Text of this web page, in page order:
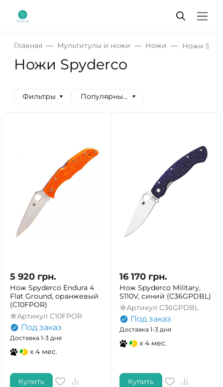
Главная Мультитулы и ножи Ножи Ножи
Ножи Spyderco
Фильтры Популярные сначала
5 920 грн.
Нож Spyderco Endura 4
Flat Ground, оранжевый
(C10FPOR)
Артикул C10FPOR
Под заказ
Доставка 1-3 дня
x 4 мес.
Купить
16 170 грн.
Нож Spyderco Military,
S110V, синий (C36GPDBL)
Артикул C36GPDBL
Под заказ
Доставка 1-3 дня
x 4 мес.
Купить